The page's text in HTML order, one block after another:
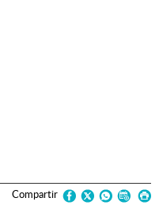
Compartir